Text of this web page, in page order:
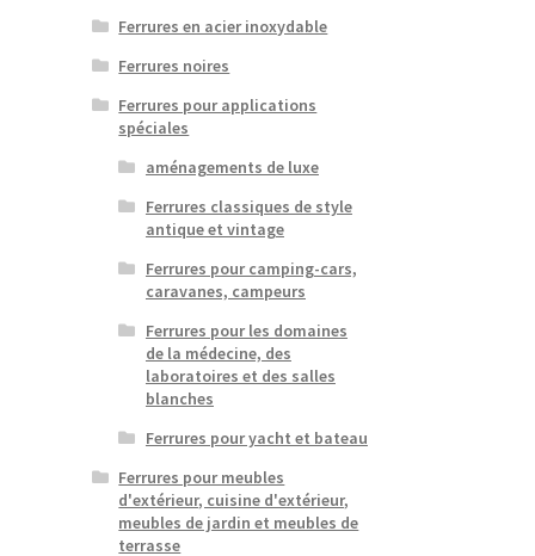
Ferrures en acier inoxydable
Ferrures noires
Ferrures pour applications
spéciales
aménagements de luxe
Ferrures classiques de style
antique et vintage
Ferrures pour camping-cars,
caravanes, campeurs
Ferrures pour les domaines
de la médecine, des
laboratoires et des salles
blanches
Ferrures pour yacht et bateau
Ferrures pour meubles
d'extérieur, cuisine d'extérieur,
meubles de jardin et meubles de
terrasse